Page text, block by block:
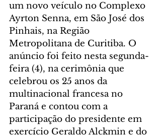
um novo veículo no Complexo
Ayrton Senna, em São José dos
Pinhais, na Região
Metropolitana de Curitiba. O
anúncio foi feito nesta segunda-
feira (4), na cerimônia que
celebrou os 25 anos da
multinacional francesa no
Paraná e contou com a
participação do presidente em
exercício Geraldo Alckmin e do